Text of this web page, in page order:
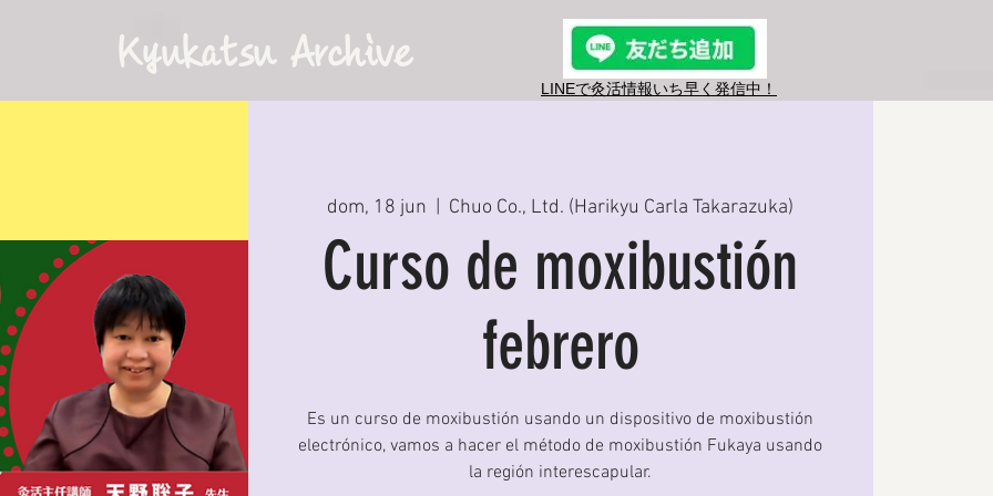
Kyukatsu Archive
LINEで灸活情報​いち早く発信中！
dom, 18 jun Chuo Co., Ltd. (Harikyu Carla Takarazuka)
Curso de moxibustión
febrero
Es un curso de moxibustión usando un dispositivo de moxibustión
electrónico, vamos a hacer el método de moxibustión Fukaya usando
la región interescapular.